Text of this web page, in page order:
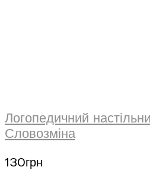
Логопедичний
Словозміна
130грн